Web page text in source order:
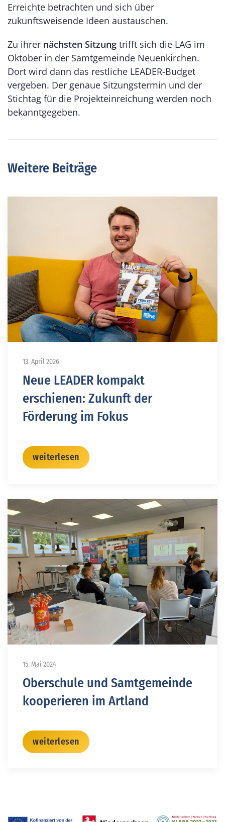
Erreichte betrachten und sich über
zukunftsweisende Ideen austauschen.
Zu ihrer nächsten Sitzung trifft sich die LAG im
Oktober in der Samtgemeinde Neuenkirchen.
Dort wird dann das restliche LEADER-Budget
vergeben. Der genaue Sitzungstermin und der
Stichtag für die Projekteinreichung werden noch
bekanntgegeben.
Weitere Beiträge
13. April 2026
Neue LEADER kompakt
erschienen: Zukunft der
Förderung im Fokus
weiterlesen
15. Mai 2024
Oberschule und Samtgemeinde
kooperieren im Artland
weiterlesen